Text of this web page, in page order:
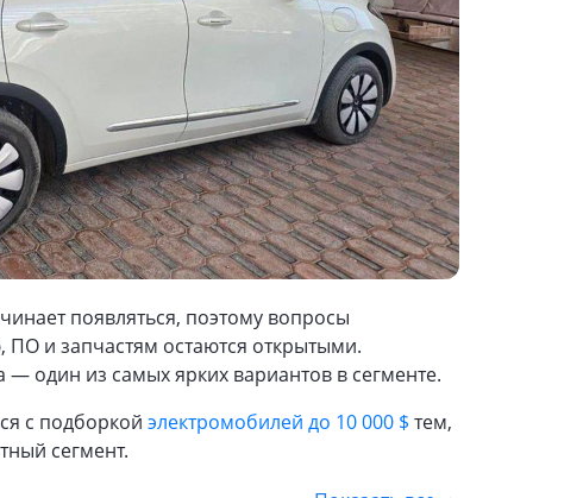
появляться, поэтому вопросы
и запчастям остаются открытыми.
один из самых ярких вариантов в сегменте.
с подборкой электромобилей до 10 000 $ тем,
сегмент.